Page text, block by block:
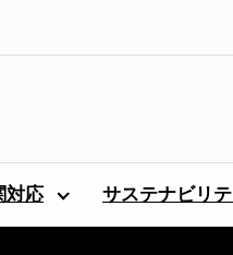
対応 サステナビリ